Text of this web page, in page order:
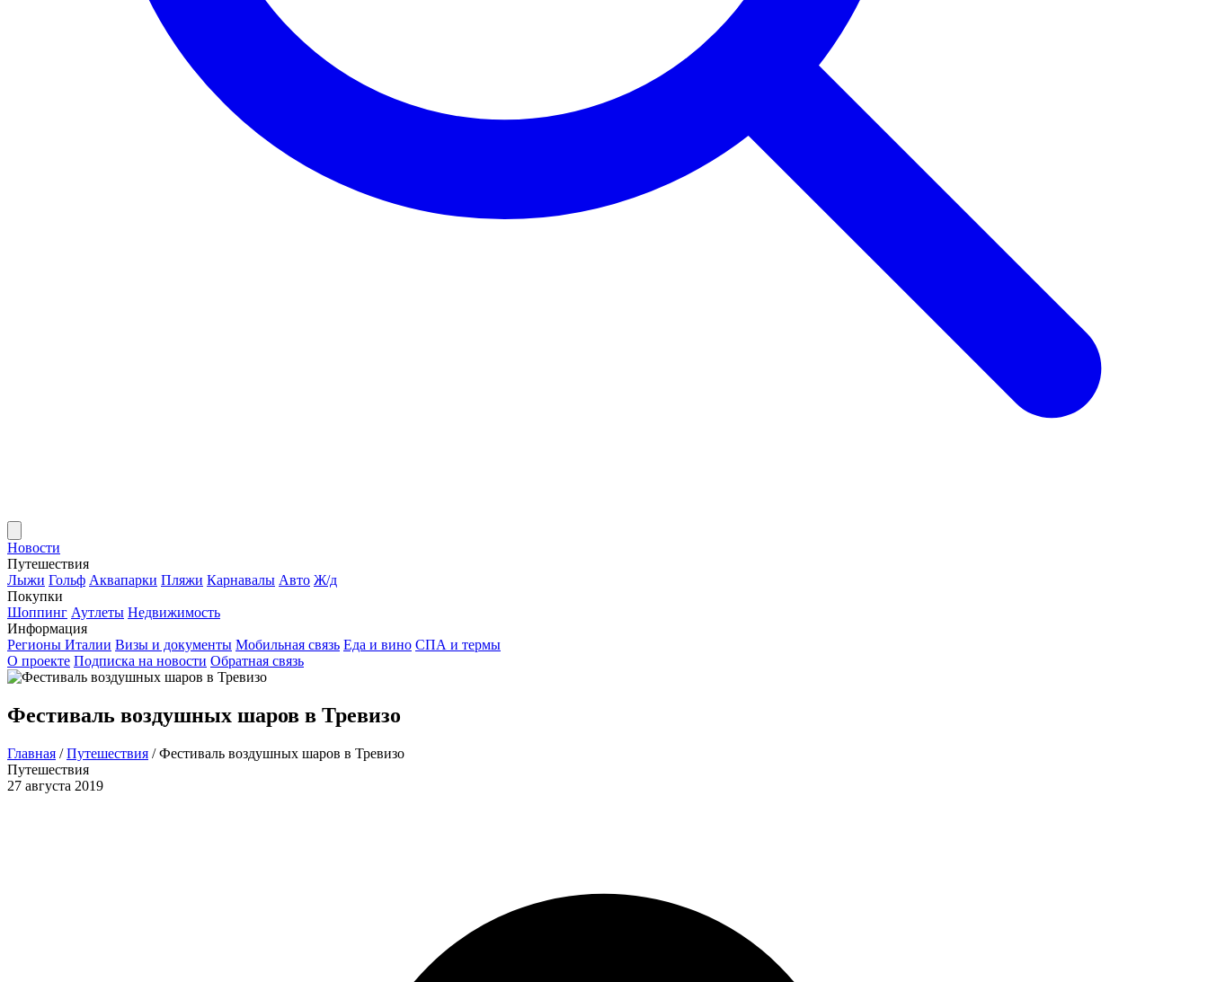
Новости
Путешествия
Лыжи Гольф Аквапарки Пляжи Карнавалы Авто Ж/д
Покупки
Шоппинг Аутлеты Недвижимость
Информация
Регионы Италии Визы и документы Мобильная связь Еда и вино СПА и термы
О проекте Подписка на новости Обратная связь
Фестиваль воздушных шаров в Тревизо
Главная / Путешествия / Фестиваль воздушных шаров в Тревизо
Путешествия
27 августа 2019